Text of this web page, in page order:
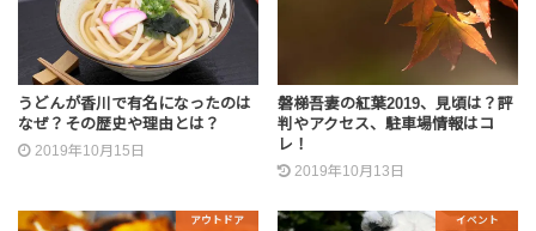
うどんが香川で有名になったのは
なぜ？その歴史や理由とは？
2019年10月15日
磐梯吾妻の紅葉2019、見頃は？評
判やアクセス、駐車場情報はコ
レ！
2019年10月13日
アウトドア イベント